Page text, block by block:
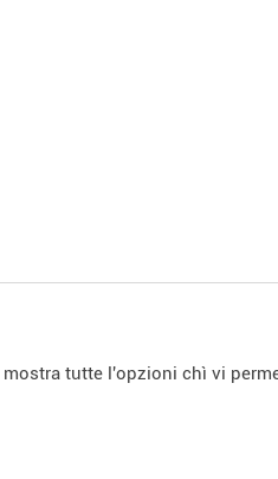
mostra tutte l'opzioni chì vi